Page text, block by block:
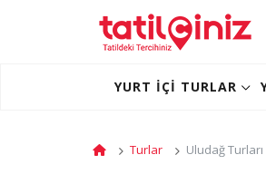
YURT İÇI TURLAR
Turlar Uludağ Turları